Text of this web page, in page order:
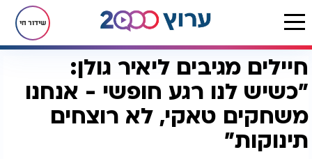
שידור חי
דף הבית רץ בוואטסאפ חיילים מגיבים ליאיר גולן: "כשיש לנו רגע חופשי - אנחנו משחקים טאקי, לא רוצחים תינוקות"
חיילים מגיבים ליאיר גולן:
"כשיש לנו רגע חופשי - אנחנו
משחקים טאקי, לא רוצחים
תינוקות"